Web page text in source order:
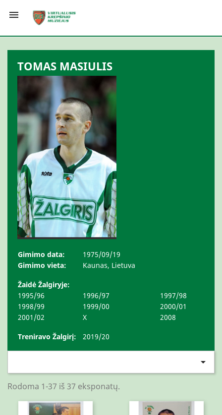

TOMAS MASIULIS
Gimimo data:
1975/09/19
Gimimo vieta:
Kaunas, Lietuva
Žaidė Žalgiryje:
1995/96
1996/97
1997/98
1998/99
1999/00
2000/01
2001/02
X 2008
Treniravo Žalgirį: 2019/20

Rodoma 1-37 iš 37 eksponatų.